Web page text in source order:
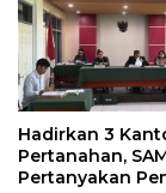
Hadirkan 3
Pertanahan,
Pertanyakan